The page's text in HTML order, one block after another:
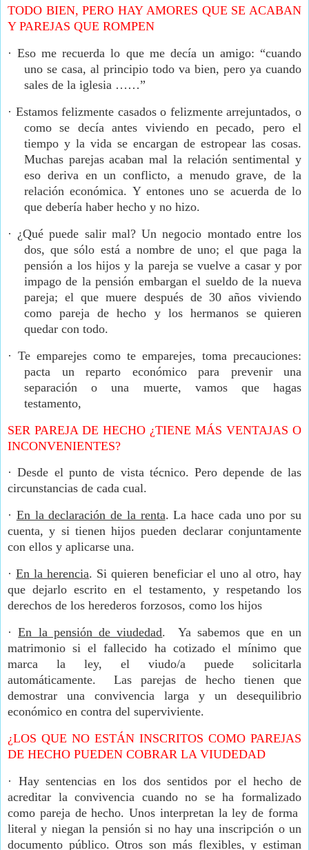
TODO BIEN, PERO HAY AMORES QUE SE ACABAN
Y PAREJAS QUE ROMPEN
· Eso me recuerda lo que me decía un amigo: “cuando
uno se casa, al principio todo va bien, pero ya cuando
sales de la iglesia ……”
· Estamos felizmente casados o felizmente arrejuntados, o
como se decía antes viviendo en pecado, pero el
tiempo y la vida se encargan de estropear las cosas.
Muchas parejas acaban mal la relación sentimental y
eso deriva en un conflicto, a menudo grave, de la
relación económica. Y entones uno se acuerda de lo
que debería haber hecho y no hizo.
· ¿Qué puede salir mal? Un negocio montado entre los
dos, que sólo está a nombre de uno; el que paga la
pensión a los hijos y la pareja se vuelve a casar y por
impago de la pensión embargan el sueldo de la nueva
pareja; el que muere después de 30 años viviendo
como pareja de hecho y los hermanos se quieren
quedar con todo.
· Te emparejes como te emparejes, toma precauciones:
pacta un reparto económico para prevenir una
separación o una muerte, vamos que hagas
testamento,
SER PAREJA DE HECHO ¿TIENE MÁS VENTAJAS O
INCONVENIENTES?
· Desde el punto de vista técnico. Pero depende de las
circunstancias de cada cual.
· En la declaración de la renta. La hace cada uno por su
cuenta, y si tienen hijos pueden declarar conjuntamente
con ellos y aplicarse una.
· En la herencia. Si quieren beneficiar el uno al otro, hay
que dejarlo escrito en el testamento, y respetando los
derechos de los herederos forzosos, como los hijos
· En la pensión de viudedad. Ya sabemos que en un
matrimonio si el fallecido ha cotizado el mínimo que
marca la ley, el viudo/a puede solicitarla
automáticamente. Las parejas de hecho tienen que
demostrar una convivencia larga y un desequilibrio
económico en contra del superviviente.
¿LOS QUE NO ESTÁN INSCRITOS COMO PAREJAS
DE HECHO PUEDEN COBRAR LA VIUDEDAD
· Hay sentencias en los dos sentidos por el hecho de
acreditar la convivencia cuando no se ha formalizado
como pareja de hecho. Unos interpretan la ley de forma
literal y niegan la pensión si no hay una inscripción o un
documento público. Otros son más flexibles, y estiman